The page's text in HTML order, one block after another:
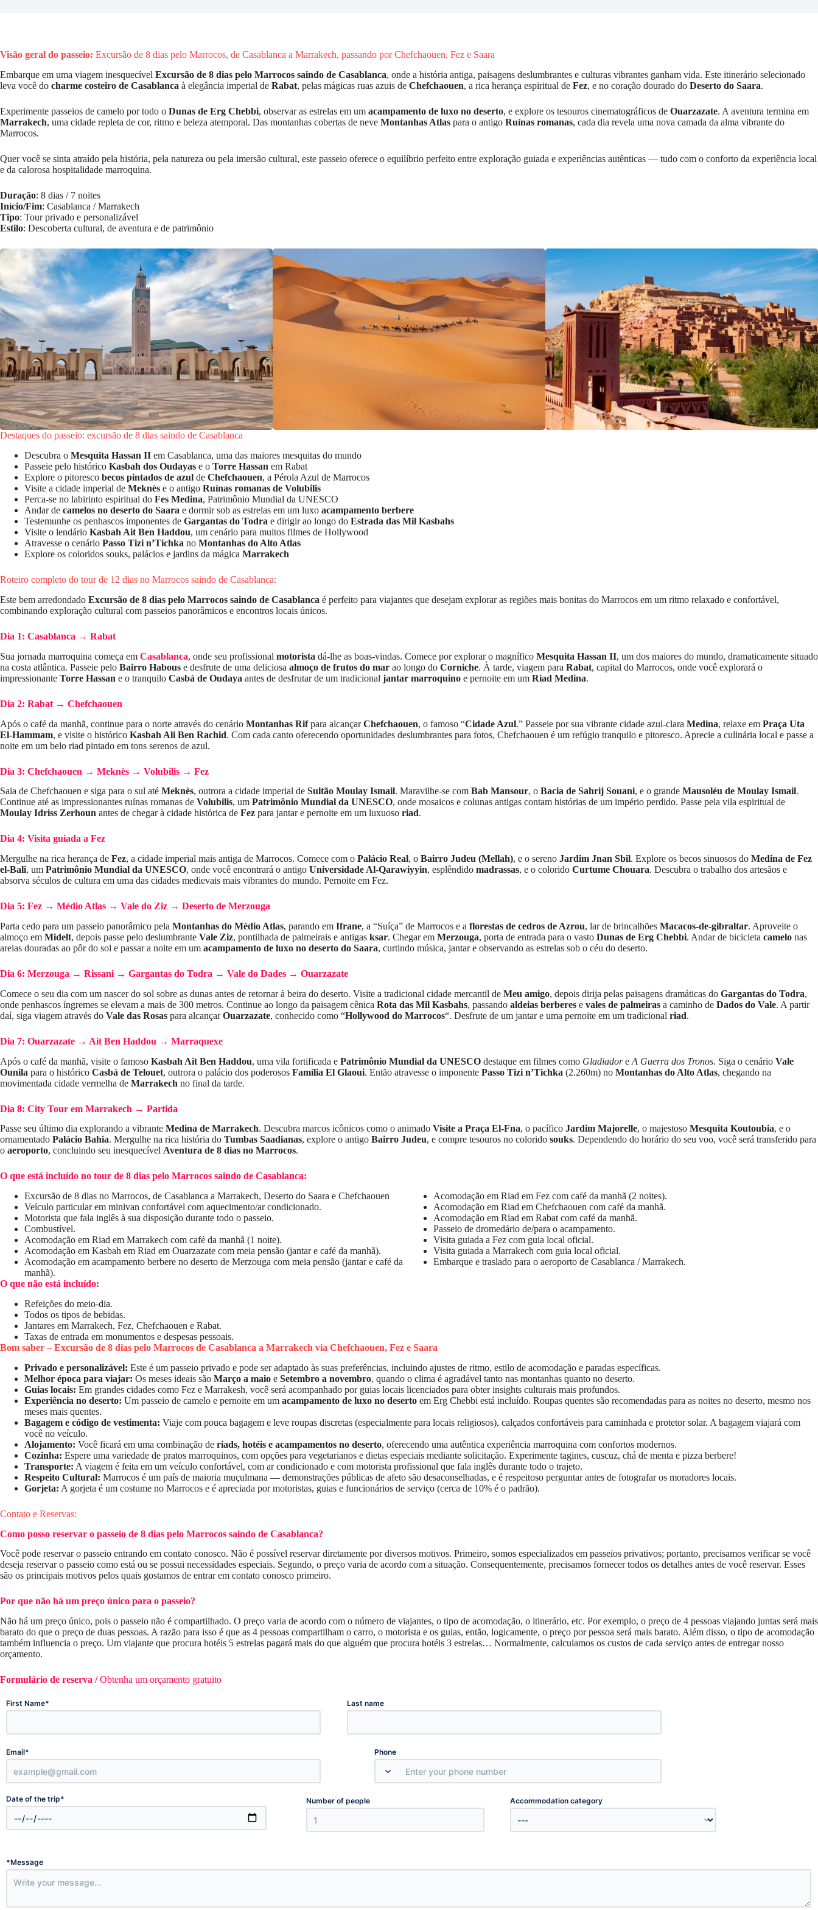
Visão geral do passeio: Excursão de 8 dias pelo Marrocos, de Casablanca a Marrakech, passando por Chefchaouen, Fez e Saara
Embarque em uma viagem inesquecível Excursão de 8 dias pelo Marrocos saindo de Casablanca, onde a história antiga, paisagens deslumbrantes e culturas vibrantes ganham vida. Este itinerário selecionado
leva você do charme costeiro de Casablanca à elegância imperial de Rabat, pelas mágicas ruas azuis de Chefchaouen, a rica herança espiritual de Fez, e no coração dourado do Deserto do Saara.
Experimente passeios de camelo por todo o Dunas de Erg Chebbi, observar as estrelas em um acampamento de luxo no deserto, e explore os tesouros cinematográficos de Ouarzazate. A aventura termina em
Marrakech, uma cidade repleta de cor, ritmo e beleza atemporal. Das montanhas cobertas de neve Montanhas Atlas para o antigo Ruínas romanas, cada dia revela uma nova camada da alma vibrante do
Marrocos.
Quer você se sinta atraído pela história, pela natureza ou pela imersão cultural, este passeio oferece o equilíbrio perfeito entre exploração guiada e experiências autênticas — tudo com o conforto da experiência local
e da calorosa hospitalidade marroquina.
Duração: 8 dias / 7 noites
Início/Fim: Casablanca / Marrakech
Tipo: Tour privado e personalizável
Estilo: Descoberta cultural, de aventura e de patrimônio
Destaques do passeio: excursão de 8 dias saindo de Casablanca
Descubra o Mesquita Hassan II em Casablanca, uma das maiores mesquitas do mundo
Passeie pelo histórico Kasbah dos Oudayas e o Torre Hassan em Rabat
Explore o pitoresco becos pintados de azul de Chefchaouen, a Pérola Azul de Marrocos
Visite a cidade imperial de Meknès e o antigo Ruínas romanas de Volubilis
Perca-se no labirinto espiritual do Fes Medina, Patrimônio Mundial da UNESCO
Andar de camelos no deserto do Saara e dormir sob as estrelas em um luxo acampamento berbere
Testemunhe os penhascos imponentes de Gargantas do Todra e dirigir ao longo do Estrada das Mil Kasbahs
Visite o lendário Kasbah Ait Ben Haddou, um cenário para muitos filmes de Hollywood
Atravesse o cenário Passo Tizi n’Tichka no Montanhas do Alto Atlas
Explore os coloridos souks, palácios e jardins da mágica Marrakech
Roteiro completo do tour de 12 dias no Marrocos saindo de Casablanca:
Este bem arredondado Excursão de 8 dias pelo Marrocos saindo de Casablanca é perfeito para viajantes que desejam explorar as regiões mais bonitas do Marrocos em um ritmo relaxado e confortável,
combinando exploração cultural com passeios panorâmicos e encontros locais únicos.
Dia 1: Casablanca → Rabat
Sua jornada marroquina começa em Casablanca, onde seu profissional motorista dá-lhe as boas-vindas. Comece por explorar o magnífico Mesquita Hassan II, um dos maiores do mundo, dramaticamente situado
na costa atlântica. Passeie pelo Bairro Habous e desfrute de uma deliciosa almoço de frutos do mar ao longo do Corniche. À tarde, viagem para Rabat, capital do Marrocos, onde você explorará o
impressionante Torre Hassan e o tranquilo Casbá de Oudaya antes de desfrutar de um tradicional jantar marroquino e pernoite em um Riad Medina.
Dia 2: Rabat → Chefchaouen
Após o café da manhã, continue para o norte através do cenário Montanhas Rifpara alcançarChefchaouen, o famoso “Cidade Azul.” Passeie por sua vibrante cidade azul-clara Medina, relaxe em Praça Uta
El-Hammam, e visite o histórico Kasbah Ali Ben Rachid. Com cada canto oferecendo oportunidades deslumbrantes para fotos, Chefchaouen é um refúgio tranquilo e pitoresco. Aprecie a culinária local e passe a
noite em um belo riad pintado em tons serenos de azul.
Dia 3: Chefchaouen → Meknès → Volubilis → Fez
Saia de Chefchaouen e siga para o sul até Meknès, outrora a cidade imperial de Sultão Moulay Ismail. Maravilhe-se com Bab Mansour, o Bacia de Sahrij Souani, e o grande Mausoléu de Moulay Ismail.
Continue até as impressionantes ruínas romanas de Volubilis, um Patrimônio Mundial da UNESCO, onde mosaicos e colunas antigas contam histórias de um império perdido. Passe pela vila espiritual de
Moulay Idriss Zerhoun antes de chegar à cidade histórica de Fez para jantar e pernoite em um luxuoso riad.
Dia 4: Visita guiada a Fez
Mergulhe na rica herança de Fez, a cidade imperial mais antiga de Marrocos. Comece com o Palácio Real, o Bairro Judeu (Mellah), e o sereno Jardim Jnan Sbil. Explore os becos sinuosos do Medina de Fez
el-Bali, um Patrimônio Mundial da UNESCO, onde você encontrará o antigo Universidade Al-Qarawiyyin, esplêndido madrassas, e o colorido Curtume Chouara. Descubra o trabalho dos artesãos e
absorva séculos de cultura em uma das cidades medievais mais vibrantes do mundo. Pernoite em Fez.
Dia 5: Fez → Médio Atlas → Vale do Ziz → Deserto de Merzouga
Parta cedo para um passeio panorâmico pela Montanhas do Médio Atlas, parando em Ifrane, a “Suíça” de Marrocos e a florestas de cedros de Azrou, lar de brincalhões Macacos-de-gibraltar. Aproveite o
almoço em Midelt, depois passe pelo deslumbrante Vale Ziz, pontilhada de palmeirais e antigas ksar. Chegar em Merzouga, porta de entrada para o vasto Dunas de Erg Chebbi. Andar de bicicleta camelo nas
areias douradas ao pôr do sol e passar a noite em um acampamento de luxo no deserto do Saara, curtindo música, jantar e observando as estrelas sob o céu do deserto.
Dia 6: Merzouga → Rissani → Gargantas do Todra → Vale do Dades → Ouarzazate
Comece o seu dia com um nascer do sol sobre as dunas antes de retornar à beira do deserto. Visite a tradicional cidade mercantil de Meu amigo, depois dirija pelas paisagens dramáticas do Gargantas do Todra,
onde penhascos íngremes se elevam a mais de 300 metros. Continue ao longo da paisagem cênica Rota das Mil Kasbahs, passando aldeias berberes e vales de palmeiras a caminho de Dados do Vale. A partir
daí, siga viagem através do Vale das Rosas para alcançarOuarzazate, conhecido como “Hollywood do Marrocos“. Desfrute de um jantar e uma pernoite em um tradicional riad.
Dia 7: Ouarzazate → Ait Ben Haddou → Marraquexe
Após o café da manhã, visite o famoso Kasbah Ait Ben Haddou, uma vila fortificada e Patrimônio Mundial da UNESCO destaque em filmes como Gladiadore A Guerra dos Tronos. Siga o cenário Vale
Ounila para o histórico Casbá de Telouet, outrora o palácio dos poderosos Família El Glaoui. Então atravesse o imponente Passo Tizi n’Tichka (2.260m) no Montanhas do Alto Atlas, chegando na
movimentada cidade vermelha de Marrakech no final da tarde.
Dia 8: City Tour em Marrakech → Partida
Passe seu último dia explorando a vibrante Medina de Marrakech. Descubra marcos icônicos como o animado Visite a Praça El-Fna, o pacífico Jardim Majorelle, o majestoso Mesquita Koutoubia, e o
ornamentado Palácio Bahia. Mergulhe na rica história do Tumbas Saadianas, explore o antigo Bairro Judeu, e compre tesouros no colorido souks. Dependendo do horário do seu voo, você será transferido para
o aeroporto, concluindo seu inesquecível Aventura de 8 dias no Marrocos.
O que está incluído no tour de 8 dias pelo Marrocos saindo de Casablanca:
Excursão de 8 dias no Marrocos, de Casablanca a Marrakech, Deserto do Saara e Chefchaouen
Veículo particular em minivan confortável com aquecimento/ar condicionado.
Motorista que fala inglês à sua disposição durante todo o passeio.
Combustível.
Acomodação em Riad em Marrakech com café da manhã (1 noite).
Acomodação em Kasbah em Riad em Ouarzazate com meia pensão (jantar e café da manhã).
Acomodação em acampamento berbere no deserto de Merzouga com meia pensão (jantar e café da
manhã).
Acomodação em Riad em Fez com café da manhã (2 noites).
Acomodação em Riad em Chefchaouen com café da manhã.
Acomodação em Riad em Rabat com café da manhã.
Passeio de dromedário de/para o acampamento.
Visita guiada a Fez com guia local oficial.
Visita guiada a Marrakech com guia local oficial.
Embarque e traslado para o aeroporto de Casablanca / Marrakech.
O que não está incluído:
Refeições do meio-dia.
Todos os tipos de bebidas.
Jantares em Marrakech, Fez, Chefchaouen e Rabat.
Taxas de entrada em monumentos e despesas pessoais.
Bom saber – Excursão de 8 dias pelo Marrocos de Casablanca a Marrakech via Chefchaouen, Fez e Saara
Privado e personalizável: Este é um passeio privado e pode ser adaptado às suas preferências, incluindo ajustes de ritmo, estilo de acomodação e paradas específicas.
Melhor época para viajar: Os meses ideais são Março a maio e Setembro a novembro, quando o clima é agradável tanto nas montanhas quanto no deserto.
Guias locais: Em grandes cidades como Fez e Marrakesh, você será acompanhado por guias locais licenciados para obter insights culturais mais profundos.
Experiência no deserto: Um passeio de camelo e pernoite em um acampamento de luxo no deserto em Erg Chebbi está incluído. Roupas quentes são recomendadas para as noites no deserto, mesmo nos
meses mais quentes.
Bagagem e código de vestimenta: Viaje com pouca bagagem e leve roupas discretas (especialmente para locais religiosos), calçados confortáveis ​​para caminhada e protetor solar. A bagagem viajará com
você no veículo.
Alojamento: Você ficará em uma combinação de riads, hotéis e acampamentos no deserto, oferecendo uma autêntica experiência marroquina com confortos modernos.
Cozinha: Espere uma variedade de pratos marroquinos, com opções para vegetarianos e dietas especiais mediante solicitação. Experimente tagines, cuscuz, chá de menta e pizza berbere!
Transporte: A viagem é feita em um veículo confortável, com ar condicionado e com motorista profissional que fala inglês durante todo o trajeto.
Respeito Cultural: Marrocos é um país de maioria muçulmana — demonstrações públicas de afeto são desaconselhadas, e é respeitoso perguntar antes de fotografar os moradores locais.
Gorjeta: A gorjeta é um costume no Marrocos e é apreciada por motoristas, guias e funcionários de serviço (cerca de 10% é o padrão).
Contato e Reservas:
Como posso reservar o passeio de 8 dias pelo Marrocos saindo de Casablanca?
Você pode reservar o passeio entrando em contato conosco. Não é possível reservar diretamente por diversos motivos. Primeiro, somos especializados em passeios privativos; portanto, precisamos verificar se você
deseja reservar o passeio como está ou se possui necessidades especiais. Segundo, o preço varia de acordo com a situação. Consequentemente, precisamos fornecer todos os detalhes antes de você reservar. Esses
são os principais motivos pelos quais gostamos de entrar em contato conosco primeiro.
Por que não há um preço único para o passeio?
Não há um preço único, pois o passeio não é compartilhado. O preço varia de acordo com o número de viajantes, o tipo de acomodação, o itinerário, etc. Por exemplo, o preço de 4 pessoas viajando juntas será mais
barato do que o preço de duas pessoas. A razão para isso é que as 4 pessoas compartilham o carro, o motorista e os guias, então, logicamente, o preço por pessoa será mais barato. Além disso, o tipo de acomodação
também influencia o preço. Um viajante que procura hotéis 5 estrelas pagará mais do que alguém que procura hotéis 3 estrelas… Normalmente, calculamos os custos de cada serviço antes de entregar nosso
orçamento.
Formulário de reserva /Obtenha um orçamento gratuito
First Name* Last name
Email* Phone
Date of the trip* Number of people Accommodation category
*Message